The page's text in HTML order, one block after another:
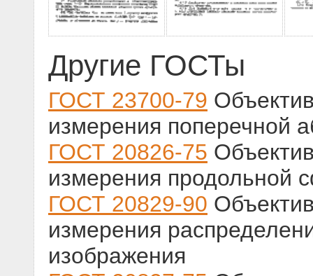
Другие ГОСТы
ГОСТ 23700-79
измерения поперечной
ГОСТ 20826-75
измерения продольной
ГОСТ 20829-90
измерения
изображения